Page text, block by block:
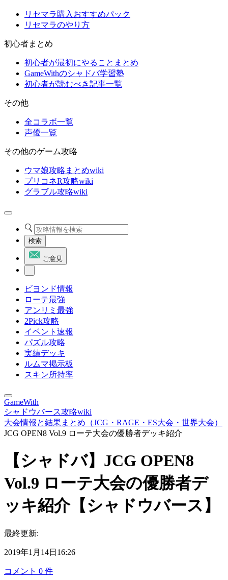
リセマラ購入おすすめパック
リセマラのやり方
初心者まとめ
初心者が最初にやることまとめ
GameWithのシャドバ学習塾
初心者が読むべき記事一覧
その他
全コラボ一覧
声優一覧
その他のゲーム攻略
ウマ娘攻略まとめwiki
プリコネR攻略wiki
グラブル攻略wiki
検索
ご意見
ビヨンド情報
ローテ最強
アンリミ最強
2Pick攻略
イベント速報
パズル攻略
実績デッキ
ルムマ掲示板
スキン所持率
GameWith
シャドウバース攻略wiki
大会情報と結果まとめ（JCG・RAGE・ES大会・世界大会）
JCG OPEN8 Vol.9 ローテ大会の優勝者デッキ紹介
【シャドバ】JCG OPEN8
Vol.9 ローテ大会の優勝者デ
ッキ紹介【シャドウバース】
最終更新:
2019年1月14日16:26
コメント 0 件